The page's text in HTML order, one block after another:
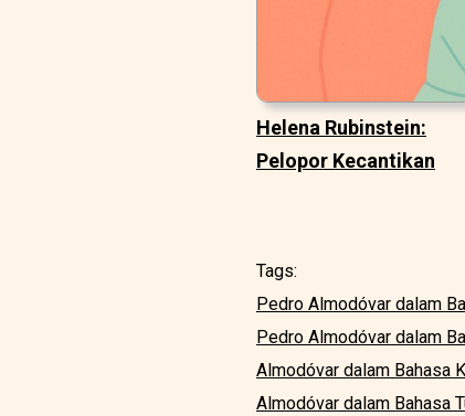
Helena Rubinstein:
Pelopor Kecantikan
Tags:
Pedro Almodóvar dalam
Pedro Almodóvar dalam
Almodóvar dalam Bahasa
Almodóvar dalam Bahasa